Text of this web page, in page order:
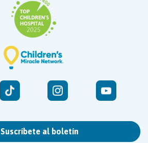
Suscríbete al boletín